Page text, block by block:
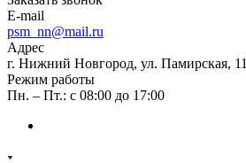
E-mail
psm_nn@mail.ru
Адрес
г. Нижний Новгород, ул. Памирская, 11
Режим работы
Пн. – Пт.: с 08:00 до 17:00